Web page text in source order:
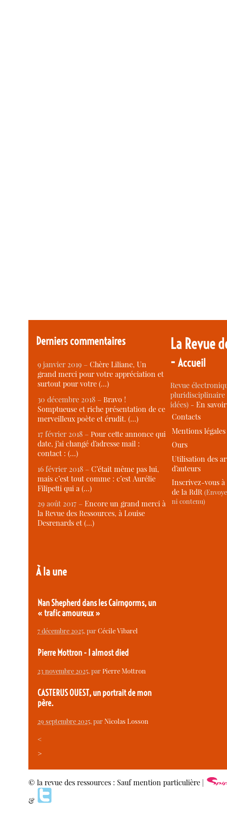
Derniers commentaires
9 janvier 2019 –Chère Liliane, Un
grand merci pour votre appréciation et
surtout pour votre (…)
30 décembre 2018 –Bravo !
Somptueuse et riche présentation de ce
merveilleux poète et érudit. (…)
17 février 2018 –Pour cette annonce qui
date, j’ai changé d’adresse mail :
contact : (…)
16 février 2018 –C’était même pas lui,
mais c’est tout comme : c’est Aurélie
Filipetti qui a (…)
29 août 2017 –Encore un grand merci à
la Revue des Ressources, à Louise
Desrenards et (…)
À la une
Nan Shepherd dans les Cairngorms, un
« trafic amoureux »
7 décembre 2025, parCécile Vibarel
Pierre Mottron - I almost died
23 novembre 2025, parPierre Mottron
CASTERUS OUEST, un portrait de mon
père.
29 septembre 2025, parNicolas Losson
<
>
La Revue
-Accueil
Revue
idées) -En
Contacts
Mentions légales
Ours
Utilisation des
d’auteurs
Inscrivez-vous
de la RdR
ni contenu)
© la revue des ressources : Sauf mention particulière |
&